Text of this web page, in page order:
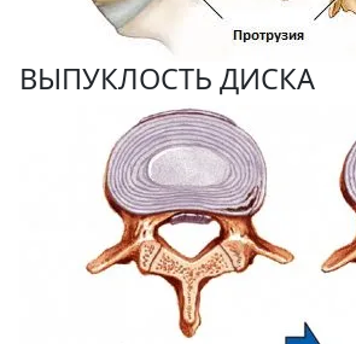
ВЫПУКЛОСТЬ ДИСКА